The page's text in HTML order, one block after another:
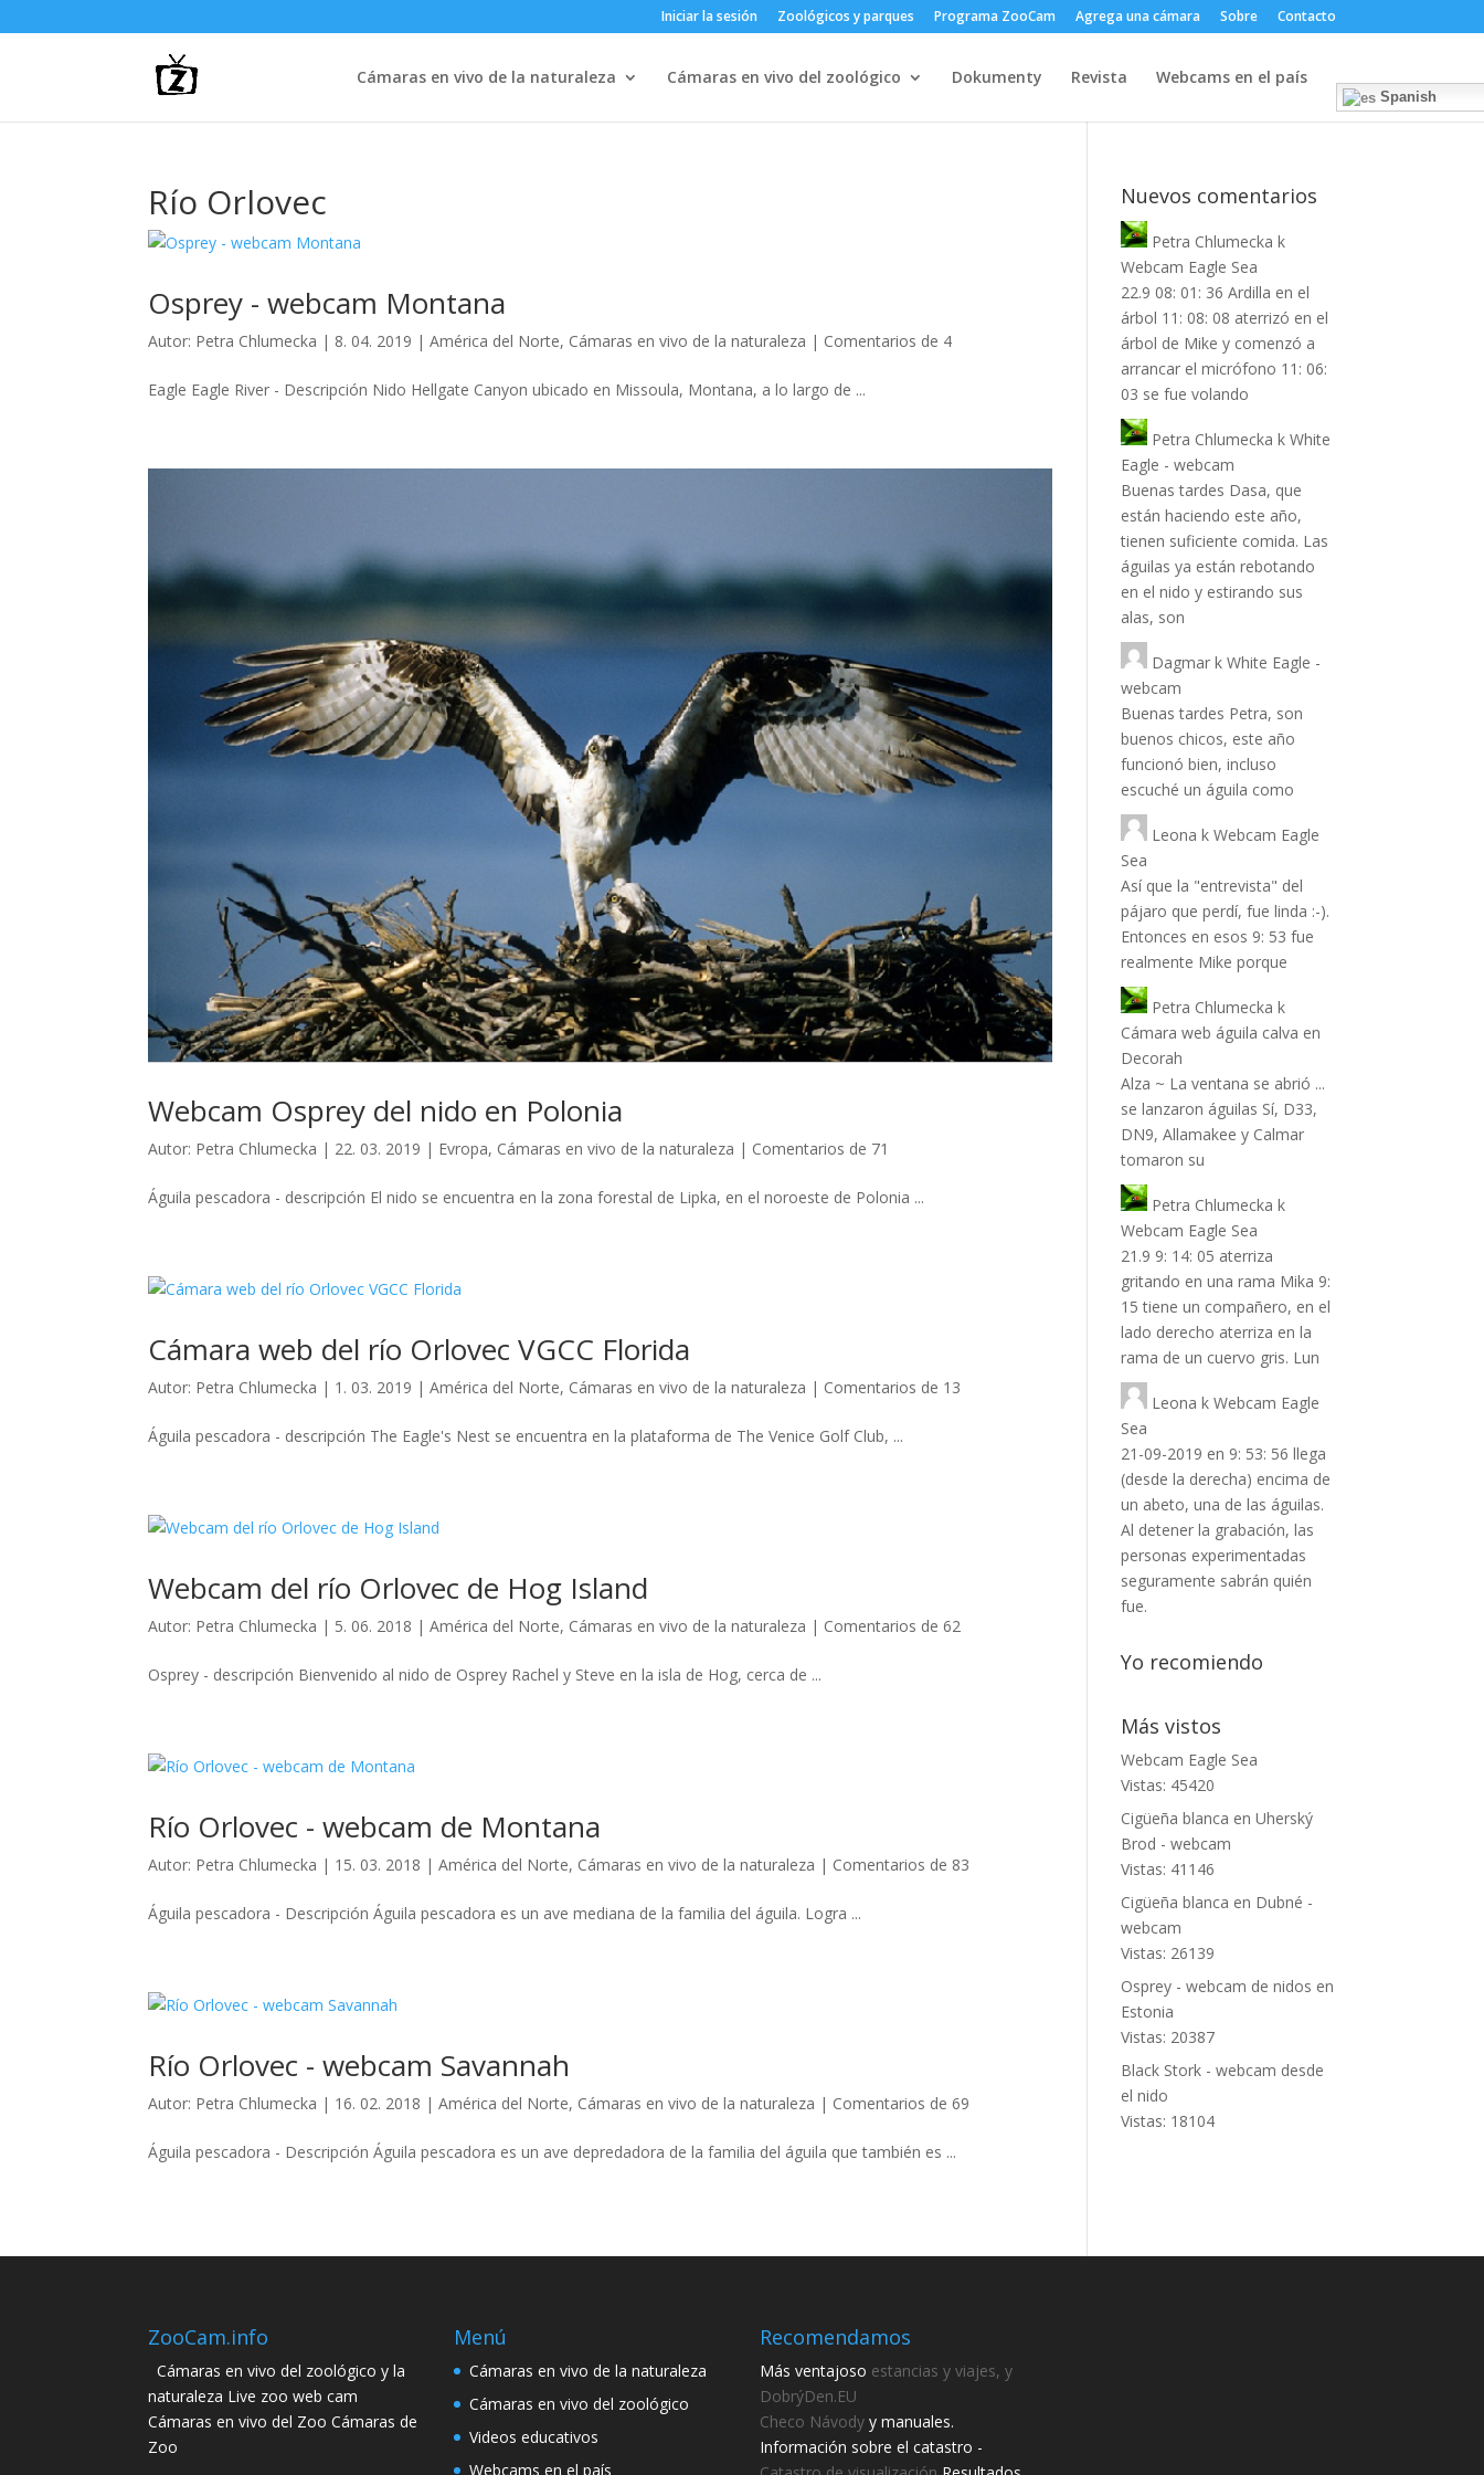
Iniciar la sesión Zoológicos y parques Programa ZooCam Agrega una cámara Sobre Contacto
Cámaras en vivo de la naturaleza Cámaras en vivo del zoológico Dokumenty Revista Webcams en el país
Spanish
Río Orlovec
Osprey - webcam Montana
Autor: Petra Chlumecka | 8. 04. 2019 |América del Norte, Cámaras en vivo de la naturaleza | Comentarios de 4
Eagle Eagle River - Descripción Nido Hellgate Canyon ubicado en Missoula, Montana, a lo largo de ...
Webcam Osprey del nido en Polonia
Autor: Petra Chlumecka | 22. 03. 2019 | Evropa, Cámaras en vivo de la naturaleza | Comentarios de 71
Águila pescadora - descripción El nido se encuentra en la zona forestal de Lipka, en el noroeste de Polonia ...
Cámara web del río Orlovec VGCC Florida
Autor: Petra Chlumecka | 1. 03. 2019 |América del Norte, Cámaras en vivo de la naturaleza | Comentarios de 13
Águila pescadora - descripción The Eagle's Nest se encuentra en la plataforma de The Venice Golf Club, ...
Webcam del río Orlovec de Hog Island
Autor: Petra Chlumecka | 5. 06. 2018 |América del Norte, Cámaras en vivo de la naturaleza | Comentarios de 62
Osprey - descripción Bienvenido al nido de Osprey Rachel y Steve en la isla de Hog, cerca de ...
Río Orlovec - webcam de Montana
Autor: Petra Chlumecka | 15. 03. 2018 |América del Norte, Cámaras en vivo de la naturaleza | Comentarios de 83
Águila pescadora - Descripción Águila pescadora es un ave mediana de la familia del águila. Logra ...
Río Orlovec - webcam Savannah
Autor: Petra Chlumecka | 16. 02. 2018 |América del Norte, Cámaras en vivo de la naturaleza | Comentarios de 69
Águila pescadora - Descripción Águila pescadora es un ave depredadora de la familia del águila que también es ...
Nuevos comentarios
Petra Chlumecka k
Webcam Eagle Sea
22.9 08: 01: 36 Ardilla en el
árbol 11: 08: 08 aterrizó en el
árbol de Mike y comenzó a
arrancar el micrófono 11: 06:
03 se fue volando
Petra Chlumecka kWhite
Eagle - webcam
Buenas tardes Dasa, que
están haciendo este año,
tienen suficiente comida. Las
águilas ya están rebotando
en el nido y estirando sus
alas, son
Dagmar kWhite Eagle -
webcam
Buenas tardes Petra, son
buenos chicos, este año
funcionó bien, incluso
escuché un águila como
Leona kWebcam Eagle
Sea
Así que la "entrevista" del
pájaro que perdí, fue linda :-).
Entonces en esos 9: 53 fue
realmente Mike porque
Petra Chlumecka k
Cámara web águila calva en
Decorah
Alza ~ La ventana se abrió ...
se lanzaron águilas Sí, D33,
DN9, Allamakee y Calmar
tomaron su
Petra Chlumecka k
Webcam Eagle Sea
21.9 9: 14: 05 aterriza
gritando en una rama Mika 9:
15 tiene un compañero, en el
lado derecho aterriza en la
rama de un cuervo gris. Lun
Leona kWebcam Eagle
Sea
21-09-2019 en 9: 53: 56 llega
(desde la derecha) encima de
un abeto, una de las águilas.
Al detener la grabación, las
personas experimentadas
seguramente sabrán quién
fue.
Yo recomiendo
Más vistos
Webcam Eagle Sea
Vistas: 45420
Cigüeña blanca en Uherský
Brod - webcam
Vistas: 41146
Cigüeña blanca en Dubné -
webcam
Vistas: 26139
Osprey - webcam de nidos en
Estonia
Vistas: 20387
Black Stork - webcam desde
el nido
Vistas: 18104
ZooCam.info
Cámaras en vivo del zoológico y la
naturaleza Live zoo web cam
Cámaras en vivo del Zoo Cámaras de
Zoo
Menú
Cámaras en vivo de la naturaleza
Cámaras en vivo del zoológico
Videos educativos
Webcams en el país
Recomendamos
Más ventajoso estancias y viajes, y
DobrýDen.EU
Checo Návody y manuales.
Información sobre el catastro -